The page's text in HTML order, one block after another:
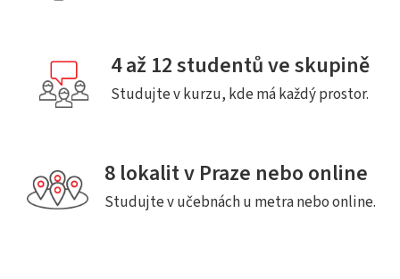
4 až 12 studentů ve skupině
Studujte v kurzu, kde má každý prostor.
8 lokalit v Praze nebo online
Studujte v učebnách u metra nebo online.